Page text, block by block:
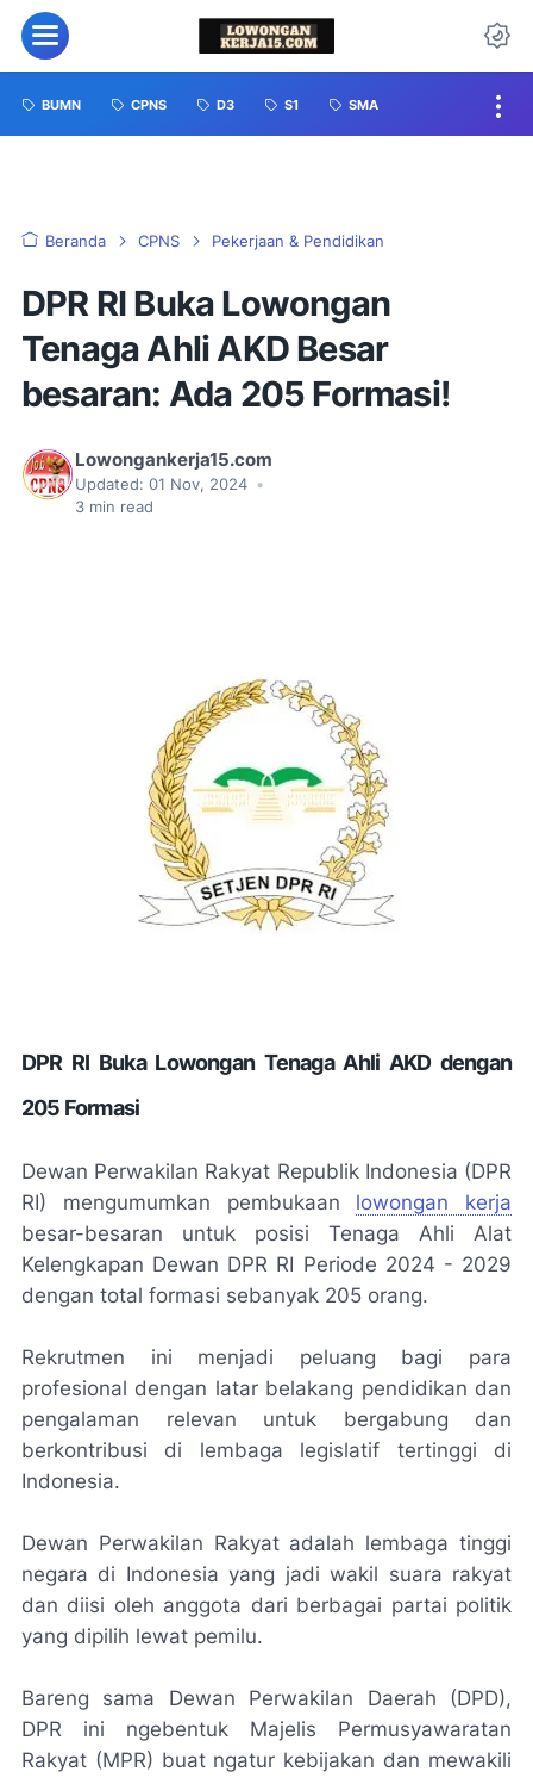
BUMN CPNS D3 S1 SMA
Beranda CPNS Pekerjaan & Pendidikan
DPR RI Buka Lowongan
Tenaga Ahli AKD Besar
besaran: Ada 205 Formasi!
Lowongankerja15.com
Updated: 01 Nov, 2024 •
3 min read
DPR RI Buka Lowongan Tenaga Ahli AKD dengan
205 Formasi
Dewan Perwakilan Rakyat Republik Indonesia (DPR
RI) mengumumkan pembukaan lowongan kerja
besar-besaran untuk posisi Tenaga Ahli Alat
Kelengkapan Dewan DPR RI Periode 2024 - 2029
dengan total formasi sebanyak 205 orang.
Rekrutmen ini menjadi peluang bagi para
profesional dengan latar belakang pendidikan dan
pengalaman relevan untuk bergabung dan
berkontribusi di lembaga legislatif tertinggi di
Indonesia.
Dewan Perwakilan Rakyat adalah lembaga tinggi
negara di Indonesia yang jadi wakil suara rakyat
dan diisi oleh anggota dari berbagai partai politik
yang dipilih lewat pemilu.
Bareng sama Dewan Perwakilan Daerah (DPD),
DPR ini ngebentuk Majelis Permusyawaratan
Rakyat (MPR) buat ngatur kebijakan dan mewakili